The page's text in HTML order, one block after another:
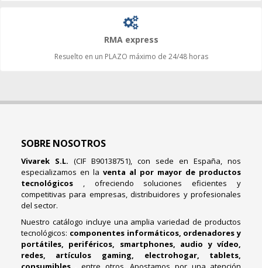
RMA express
Resuelto en un PLAZO máximo de 24/48 horas
SOBRE NOSOTROS
Vivarek S.L. (CIF B90138751), con sede en España, nos
especializamos en la venta al por mayor de productos
tecnológicos , ofreciendo soluciones eficientes y
competitivas para empresas, distribuidores y profesionales
del sector.
Nuestro catálogo incluye una amplia variedad de productos
tecnológicos: componentes informáticos, ordenadores y
portátiles, periféricos, smartphones, audio y vídeo,
redes, artículos gaming, electrohogar, tablets,